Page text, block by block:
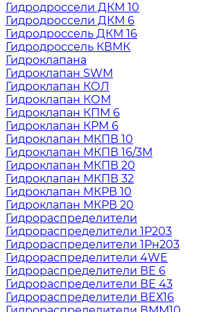
Гидродроссели ДКМ 10
Гидродроссели ДКМ 6
Гидродроссель ДКМ 16
Гидродроссель КВМК
Гидроклапана
Гидроклапан SWM
Гидроклапан КОЛ
Гидроклапан КОМ
Гидроклапан КПМ 6
Гидроклапан КРМ 6
Гидроклапан МКПВ 10
Гидроклапан МКПВ 16/3М
Гидроклапан МКПВ 20
Гидроклапан МКПВ 32
Гидроклапан МКРВ 10
Гидроклапан МКРВ 20
Гидрораспределители
Гидрораспределители 1Р203
Гидрораспределители 1Рн203
Гидрораспределители 4WE
Гидрораспределители ВЕ 6
Гидрораспределители ВЕ 43
Гидрораспределители ВЕХ16